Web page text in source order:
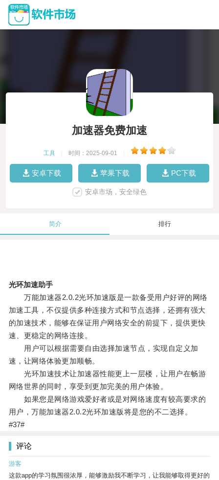
加速器免费加速
工具 时间：2025-09-01
安卓下载 苹果下载 PC下载
安卓市场，安全绿色
简介 排行
光环加速助手
万能加速器2.0.2光环加速版是一款备受用户好评的网络
加速工具，不仅提供多种连接方式和节点选择，还拥有强大
的加速技术，能够在保证用户网络安全的前提下，提供更快
速、更稳定的网络连接。
用户可以根据需要自由选择加速节点，实现自定义加
速，让网络体验更加顺畅。
光环加速技术让加速器性能更上一层楼，让用户在畅游
网络世界的同时，享受到更加完美的用户体验。
如果您是网络游戏爱好者或是对网络速度有较高要求的
用户，万能加速器2.0.2光环加速版将是您的不二选择。
#37#
评论
游客
这款app的学习氛围很浓厚，能够激励我不断学习，让我能够取得更好的